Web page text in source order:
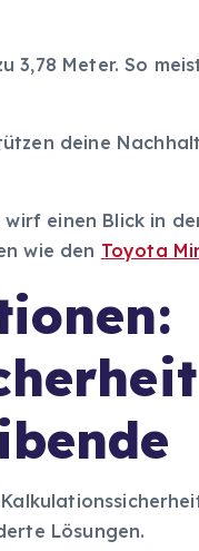
3,78 Meter. So
deine
einen Blick in
wie den Toyota
Lösungen.